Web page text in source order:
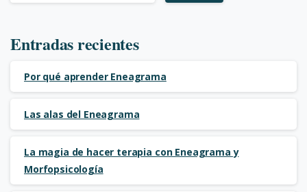
Entradas recientes
Por qué aprender Eneagrama
Las alas del Eneagrama
La magia de hacer terapia con Eneagrama y
Morfopsicología